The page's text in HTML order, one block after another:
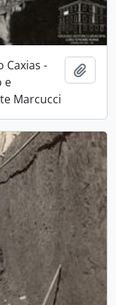
Caxias -
e
Marcucci